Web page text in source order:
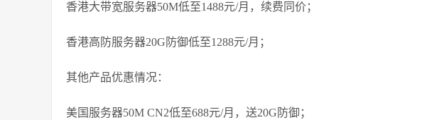
香港大带宽服务器50M低至1488元/月，续费同价；
香港高防服务器20G防御低至1288元/月；
其他产品优惠情况：
美国服务器50M CN2低至688元/月，送20G防御；